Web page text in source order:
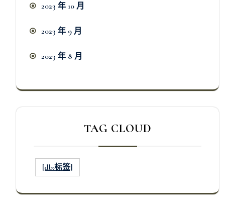
2023 年 10 月
2023 年 9 月
2023 年 8 月
TAG CLOUD
[db:标签]